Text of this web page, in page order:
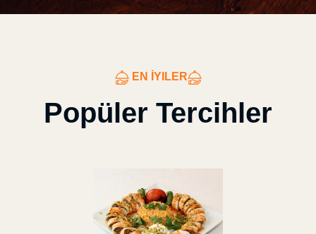
EN İYILER
Popüler Tercihler